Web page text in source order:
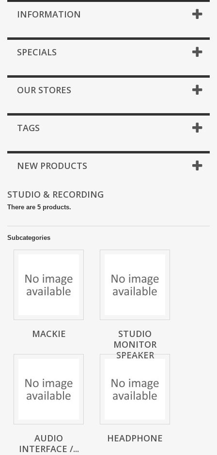
INFORMATION
SPECIALS
OUR STORES
TAGS
NEW PRODUCTS
STUDIO & RECORDING
There are 5 products.
Subcategories
MACKIE
STUDIO
MONITOR
SPEAKER
AUDIO
INTERFACE /...
HEADPHONE